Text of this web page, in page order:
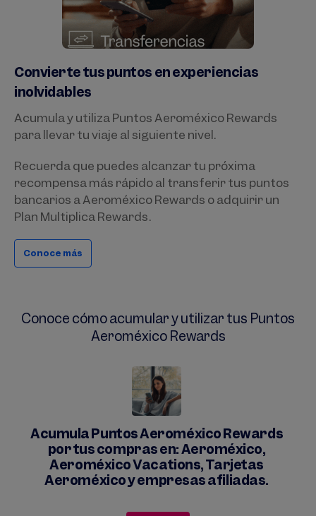
Convierte tus puntos en experiencias
inolvidables
Acumula y utiliza Puntos Aeroméxico Rewards
para llevar tu viaje al siguiente nivel.
Recuerda que puedes alcanzar tu próxima
recompensa más rápido al transferir tus puntos
bancarios a Aeroméxico Rewards o adquirir un
Plan Multiplica Rewards.
Conoce más
Conoce cómo acumular y utilizar tus Puntos
Aeroméxico Rewards
Acumula Puntos Aeroméxico Rewards
por tus compras en: Aeroméxico,
Aeroméxico Vacations, Tarjetas
Aeroméxico y empresas afiliadas.